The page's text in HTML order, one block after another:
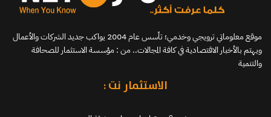
موقع معلوماتي ترويجي وخدمي؛ تأسس عام 2004 يواكب جديد الشركات والأعمال
ويهتم بالأخبار الاقتصادية في كافة المجالات.. من : مؤسسة الاستثمار للصحافة
والتنمية
الاستثمار نت :